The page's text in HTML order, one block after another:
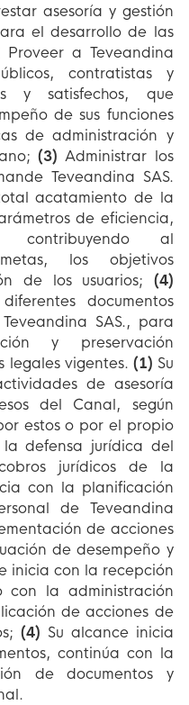
asesoría y gestión
el desarrollo de las
Proveer a Teveandina
contratistas y
y satisfechos, que
de sus funciones
de administración y
(3) Administrar los
Teveandina SAS.
acatamiento de la
de eficiencia,
contribuyendo al
los objetivos
de los usuarios; (4)
documentos
SAS., para
y preservación
legales vigentes. (1) Su
de asesoría
del Canal, según
estos o por el propio
defensa jurídica del
jurídicos de la
con la planificación
de Teveandina
de acciones
de desempeño y
inicia con la recepción
con la administración
de acciones de
(4) Su alcance inicia
continúa con la
de documentos y